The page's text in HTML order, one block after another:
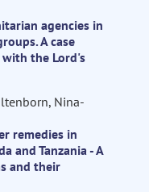
agencies in
A case
the Lord's
Nina-
remedies in
and Tanzania - A
and their